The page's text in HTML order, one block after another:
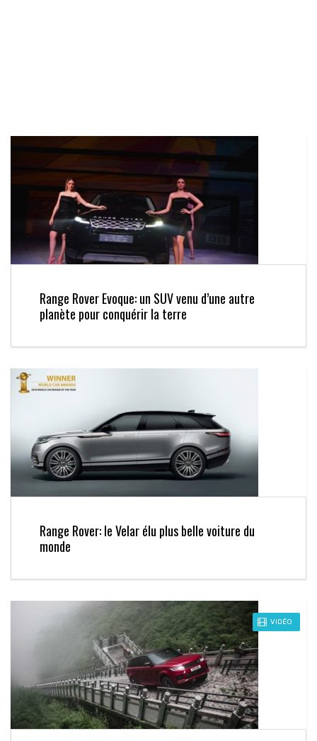
Range Rover Evoque: un SUV venu d’une autre
planète pour conquérir la terre
Range Rover: le Velar élu plus belle voiture du
monde
VIDÉO